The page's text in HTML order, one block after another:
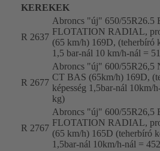
KEREKEK
R 2637
Abroncs "új" 650/55R26.5
FLOTATION RADIAL,
(65 km/h) 169D, (teherbíró
1,5 bar-nál 10 km/h-nál =
R 2677
Abroncs "új" 600/
CT BAS (65km/h) 169D,
képesség 1,5bar-nál 10km/
kg)
R 2767
Abroncs "új" 600/55R26,5
FLOTATION RADIAL,
(65 km/h) 165D (teherbíró
1,5bar-nál 10km/h-nál =